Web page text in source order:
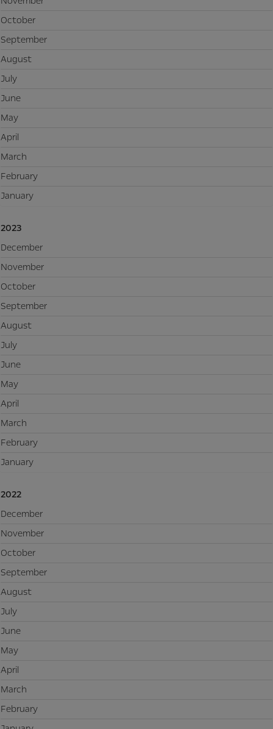
October
September
August
July
June
May
April
March
February
January
2023
December
November
October
September
August
July
June
May
April
March
February
January
2022
December
November
October
September
August
July
June
May
April
March
February